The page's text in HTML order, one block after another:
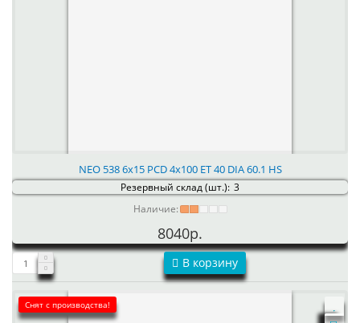
NEO 538 6x15 PCD 4x100 ET 40 DIA 60.1 HS
Резервный склад (шт.): 3
Наличие:
8040р.
В корзину
Снят с производства!